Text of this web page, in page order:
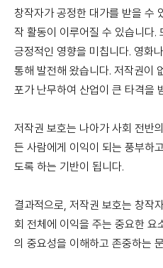
창작자가 공정한 대가를 받을 수
작 활동이 이루어질 수 있습니다.
긍정적인 영향을 미칩니다. 영화
통해 발전해 왔습니다. 저작권이
포가 난무하여 산업이 큰 타격을
저작권 보호는 나아가 사회 전반
든 사람에게 이익이 되는 풍부하
도록 하는 기반이 됩니다.
결과적으로, 저작권 보호는 창작
회 전체에 이익을 주는 중요한 요
의 중요성을 이해하고 존중하는